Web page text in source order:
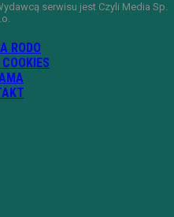
serwisu jest Czyli Media Sp.
RODO